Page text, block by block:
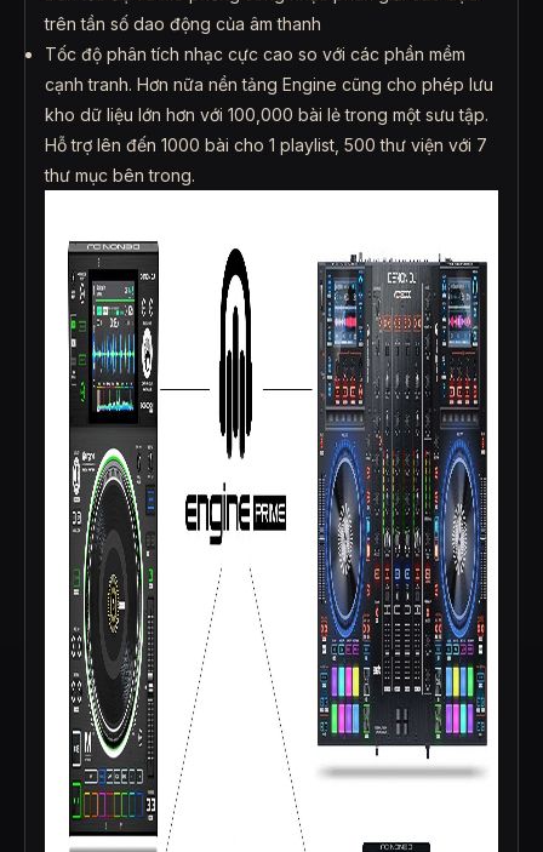
trên tần số dao động của âm thanh
Tốc độ phân tích nhạc cực cao so với các phần mềm
cạnh tranh. Hơn nữa nền tảng Engine cũng cho phép lưu
kho dữ liệu lớn hơn với 100,000 bài lẻ trong một sưu tập.
Hỗ trợ lên đến 1000 bài cho 1 playlist, 500 thư viện với 7
thư mục bên trong.